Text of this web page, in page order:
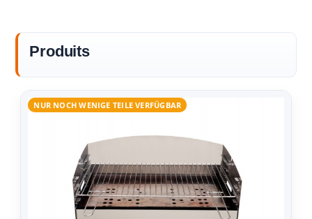
Produits
NUR NOCH WENIGE TEILE VERFÜGBAR